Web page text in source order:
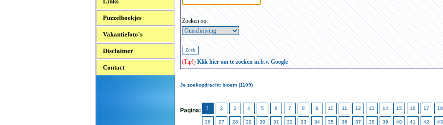
Puzzelboekjes
Vakantiefoto's
Disclaimer
Contact
Zoeken op:
(Tip!) Klik hier om te zoeken m.b.v. Google
Je zoekopdracht: bloem (1109)
Pagina: 1 2 3 4 5 6 7 8 9 10 11 12 13 14 15 16 17 18
26 27 28 29 30 31 32 33 34 35 36 37 38 39 40 41 42 43